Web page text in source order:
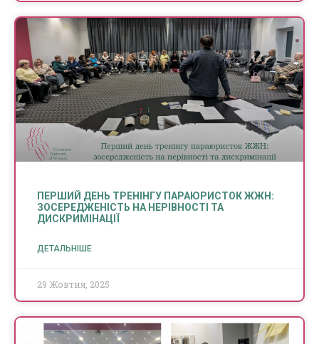
ПЕРШИЙ ДЕНЬ ТРЕНІНГУ ПАРАЮРИСТОК ЖЖН:
ЗОСЕРЕДЖЕНІСТЬ НА НЕРІВНОСТІ ТА
ДИСКРИМІНАЦІЇ
ДЕТАЛЬНІШЕ
29 Жовтня, 2025